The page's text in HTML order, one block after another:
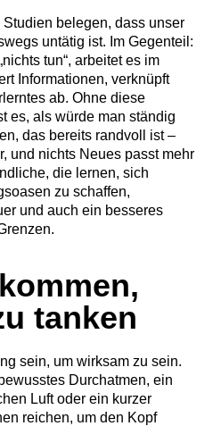
belegen, dass unser
untätig ist. Im Gegenteil:
tun“, arbeitet es im
Informationen, verknüpft
ab. Ohne diese
es, als würde man ständig
das bereits randvoll ist –
und nichts Neues passt mehr
die lernen, sich
zu schaffen,
und auch ein besseres
tanken
sein, um wirksam zu sein.
Durchatmen, ein
Luft oder ein kurzer
reichen, um den Kopf